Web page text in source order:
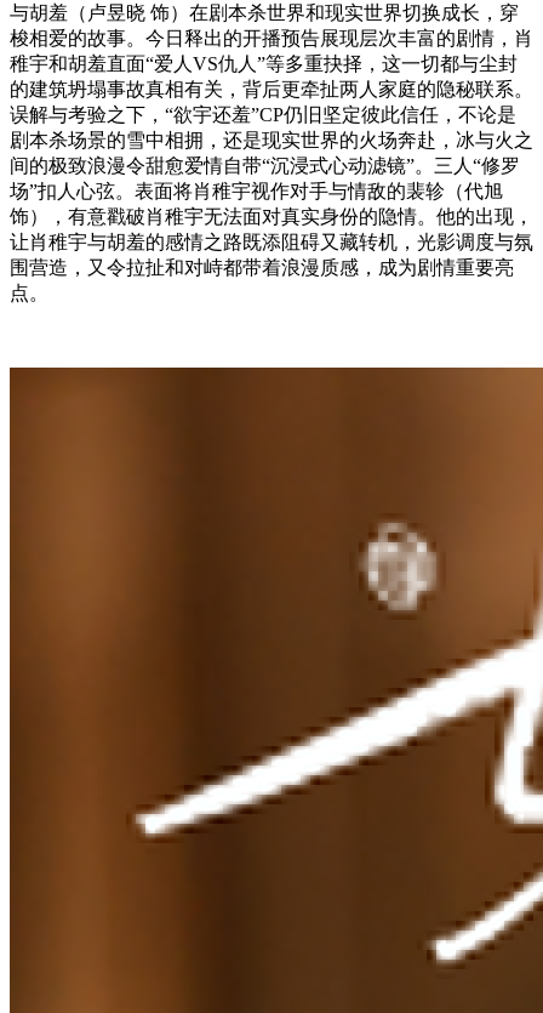
与胡羞（卢昱晓 饰）在剧本杀世界和现实世界切换成长，穿
梭相爱的故事。今日释出的开播预告展现层次丰富的剧情，肖
稚宇和胡羞直面“爱人VS仇人”等多重抉择，这一切都与尘封
的建筑坍塌事故真相有关，背后更牵扯两人家庭的隐秘联系。
误解与考验之下，“欲宇还羞”CP仍旧坚定彼此信任，不论是
剧本杀场景的雪中相拥，还是现实世界的火场奔赴，冰与火之
间的极致浪漫令甜愈爱情自带“沉浸式心动滤镜”。三人“修罗
场”扣人心弦。表面将肖稚宇视作对手与情敌的裴轸（代旭
饰），有意戳破肖稚宇无法面对真实身份的隐情。他的出现，
让肖稚宇与胡羞的感情之路既添阻碍又藏转机，光影调度与氛
围营造，又令拉扯和对峙都带着浪漫质感，成为剧情重要亮
点。